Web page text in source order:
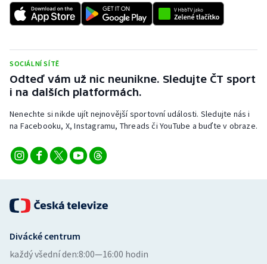
Sportovní střelba
Triatlon
Veslování
Vodní slalom
Volejbal
Ostatní
SOCIÁLNÍ SÍTĚ
Odteď vám už nic neunikne. Sledujte ČT sport
i na dalších platformách.
Nenechte si nikde ujít nejnovější sportovní události. Sledujte nás i
na Facebooku, X, Instagramu, Threads či YouTube a buďte v obraze.
Divácké centrum
každý všední den:8:00—16:00 hodin